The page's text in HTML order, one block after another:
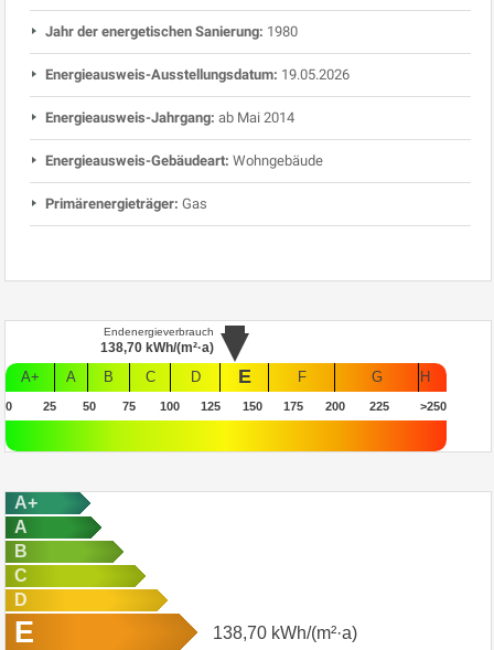
Jahr der energetischen Sanierung: 1980
Energieausweis-Ausstellungsdatum: 19.05.2026
Energieausweis-Jahrgang: ab Mai 2014
Energieausweis-Gebäudeart: Wohngebäude
Primärenergieträger: Gas
Endenergieverbrauch
138,70 kWh/(m²·a)
A+
A B C D E F G H
0 25 50 75 100 125 150 175 200 225 >250
A+
A
B
C
D
E 138,70 kWh/(m²·a)